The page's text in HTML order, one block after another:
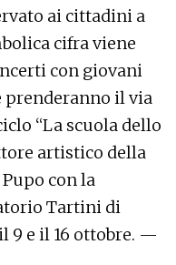
ai cittadini a
cifra viene
con giovani
prenderanno il via
“La scuola dello
artistico della
con la
Tartini di
9 e il 16 ottobre. —